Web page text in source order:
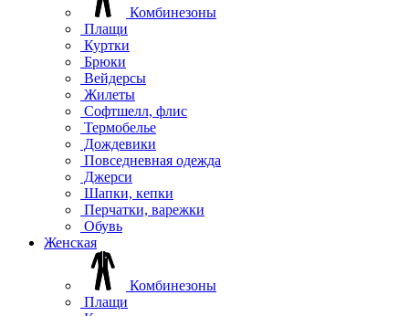
Комбинезоны
Плащи
Куртки
Брюки
Вейдерсы
Жилеты
Софтшелл, флис
Термобелье
Дождевики
Повседневная одежда
Джерси
Шапки, кепки
Перчатки, варежки
Обувь
Женская
Комбинезоны
Плащи